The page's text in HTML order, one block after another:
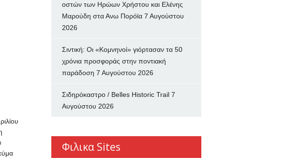
oστών των Ηρώων Χρήστου και Ελένης
Μαρούδη στα Ανω Πορόϊα 7 Αυγούστου
2026
Σιντική: Οι «Κομνηνοί» γιόρτασαν τα 50
χρόνια προσφοράς στην ποντιακή
παράδοση 7 Αυγούστου 2026
Σιδηρόκαστρο / Belles Historic Trail 7
Αυγούστου 2026
Φιλικα Sites